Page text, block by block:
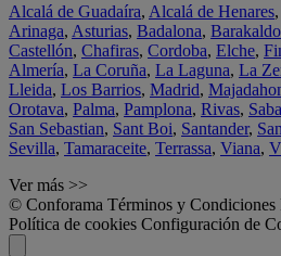
Alcalá de Guadaíra, Alcalá de Henares,
Arinaga, Asturias, Badalona, Barakaldo
Castellón, Chafiras, Cordoba, Elche,
Almería, La Coruña, La Laguna, La
Lleida, Los Barrios, Madrid,
Orotava, Palma, Pamplona, Rivas,
San Sebastian, Sant Boi, Santander,
Sevilla, Tamaraceite, Terrassa, Viana,
Ver más >>
© Conforama Términos y Condiciones
Política de cookies Configuración de